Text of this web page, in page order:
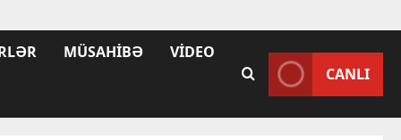
MÜSAHIBƏ VIDEO
CANLI